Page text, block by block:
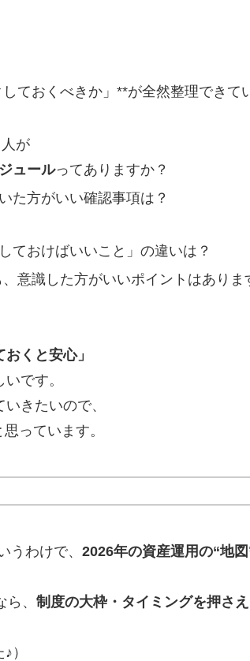
ておくべきか」**が全然整理できて
が
ュールってありますか？
た方がいい確認事項は？
ておけばいいこと」の違いは？
意識した方がいいポイントはありま
くと安心」
です。
きたいので、
っています。
うわけで、 2026年の資産運用の“地
、 制度の大枠・タイミングを押さ
）